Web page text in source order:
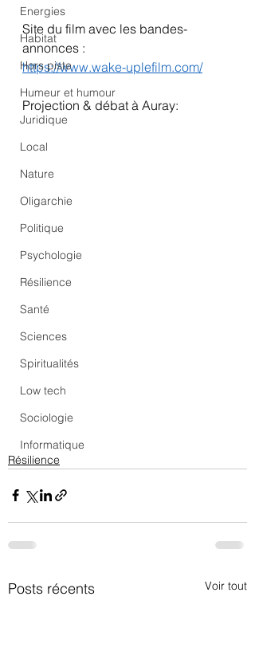
Energies
Habitat
Hors piste
Humeur et humour
Juridique
Local
Nature
Oligarchie
Politique
Psychologie
Résilience
Santé
Sciences
Spiritualités
Low tech
Sociologie
Informatique
Site du film avec les bandes-
annonces :
https://www.wake-uplefilm.com/
Projection & débat à Auray:
Résilience
Posts récents Voir tout